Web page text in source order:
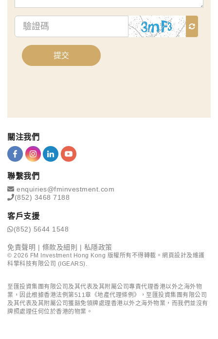
提交
關注我們
聯繫我們
enquiries@fminvestment.com
(852) 3468 7188
客戶支援
(852) 5644 1548
免責聲明 | 條款及細則 | 私隱政策
© 2026 FM Investment Hong Kong 版權所有不得轉載。網頁設計及維護
科擎科技有限公司 (IGEARS).
至匯投資集團有限公司及其代表及其附屬公司專責代理香港以外之海外物
業，因此根據香港法例第511章《地產代理條例》，至匯投資集團有限公司
及其代表及其附屬公司獲豁免領牌處理香港以外之海外物業，而我們並沒有
牌照處理任何位於香港的物業。